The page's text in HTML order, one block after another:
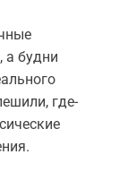
а будни
где-